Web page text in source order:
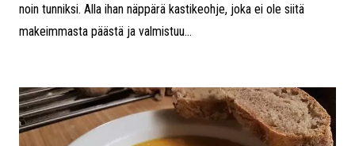
noin tunniksi. Alla ihan näppärä kastikeohje, joka ei ole siitä
makeimmasta päästä ja valmistuu...